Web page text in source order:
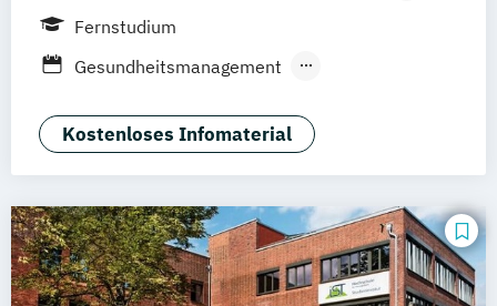
Frankfurt am Main
Nürnberg
Fernstudium
Gesundheitsmanagement
Sozialmanagement
Kostenloses Infomaterial